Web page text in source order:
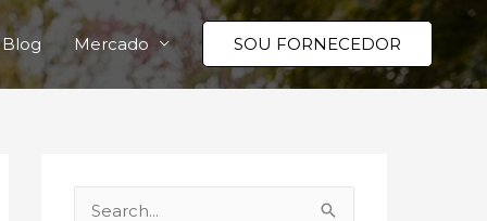
Blog Mercado SOU FORNECEDOR